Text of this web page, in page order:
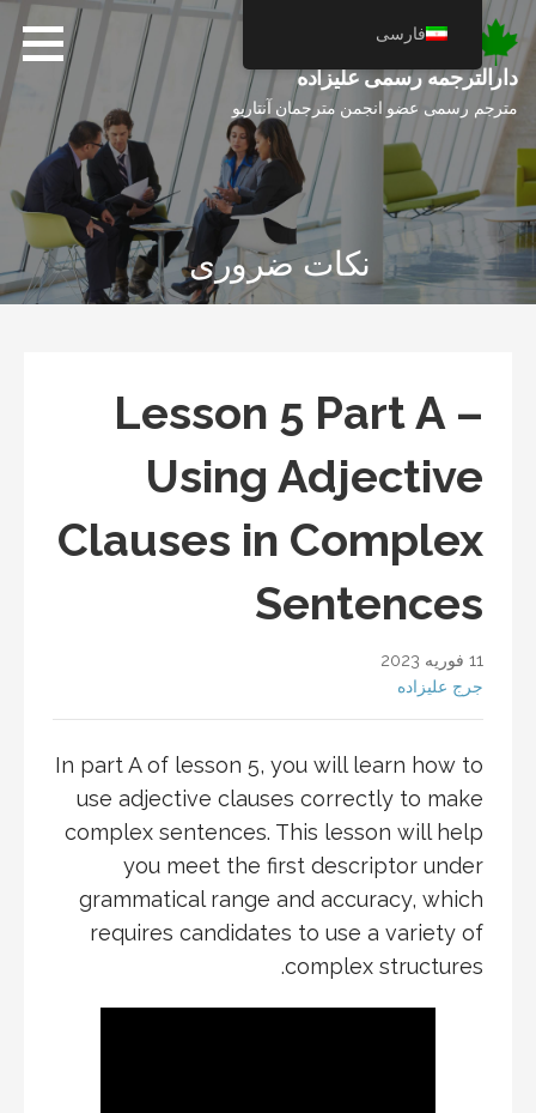
رفتن
به
محتوادارالترجمه رسمی علیزاده
مترجم رسمی عضو انجمن مترجمان آنتاریو
نکات ضروری
Lesson 5 Part A –
Using Adjective
Clauses in Complex
Sentences
11 فوریه 2023
جرج علیزاده
In part A of lesson 5, you will learn how to
use adjective clauses correctly to make
complex sentences. This lesson will help
you meet the first descriptor under
grammatical range and accuracy, which
requires candidates to use a variety of
complex structures.
فارسی